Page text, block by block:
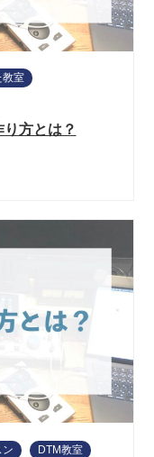
教室
方とは？
ン DTM教室